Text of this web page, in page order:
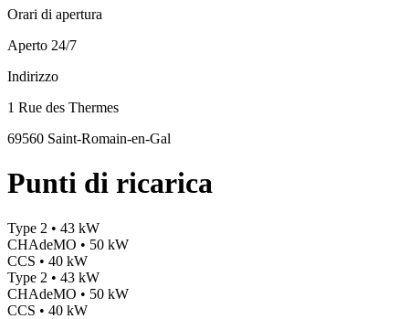
Orari di apertura
Aperto 24/7
Indirizzo
1 Rue des Thermes
69560 Saint-Romain-en-Gal
Punti di ricarica
Type 2 • 43 kW
CHAdeMO • 50 kW
CCS • 40 kW
Type 2 • 43 kW
CHAdeMO • 50 kW
CCS • 40 kW